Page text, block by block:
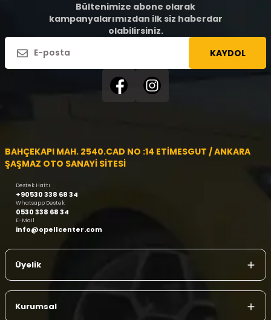
Bültenimize abone olarak
kampanyalarımızdan ilk siz haberdar
olabilirsiniz.
KAYDOL
BAHÇEKAPI MAH. 2540.CAD NO :14 ETİMESGUT / ANKARA
ŞAŞMAZ OTO SANAYİ SİTESİ
Destek Hattı
+90530 338 68 34
Whatsapp Destek
0530 338 68 34
E-Mail
info@opellcenter.com
Üyelik
Kurumsal